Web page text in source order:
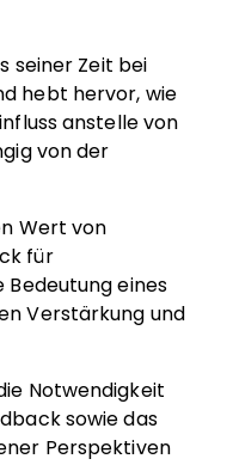
seiner Zeit bei
hebt hervor, wie
anstelle von
von der
Wert von
für
Bedeutung eines
Verstärkung und
Notwendigkeit
sowie das
Perspektiven